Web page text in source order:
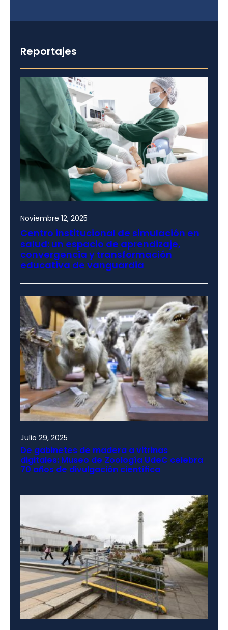
Reportajes
Noviembre 12, 2025
Centro institucional de simulación en
salud: un espacio de aprendizaje,
convergencia y transformación
educativa de vanguardia
Julio 29, 2025
De gabinetes de madera a vitrinas
digitales: Museo de Zoología UdeC celebra
70 años de divulgación científica